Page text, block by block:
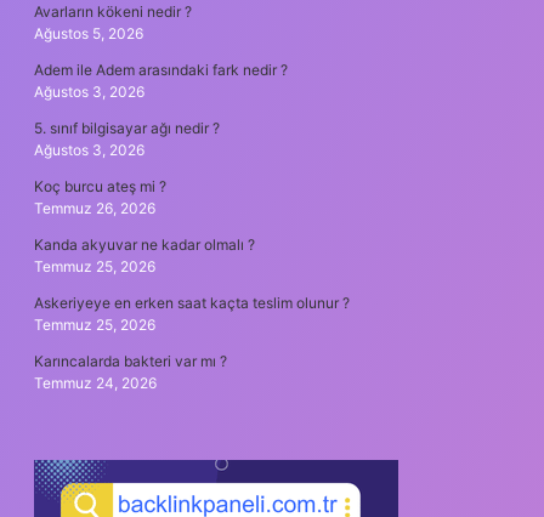
Avarların kökeni nedir ?
Ağustos 5, 2026
Adem ile Adem arasındaki fark nedir ?
Ağustos 3, 2026
5. sınıf bilgisayar ağı nedir ?
Ağustos 3, 2026
Koç burcu ateş mi ?
Temmuz 26, 2026
Kanda akyuvar ne kadar olmalı ?
Temmuz 25, 2026
Askeriyeye en erken saat kaçta teslim olunur ?
Temmuz 25, 2026
Karıncalarda bakteri var mı ?
Temmuz 24, 2026